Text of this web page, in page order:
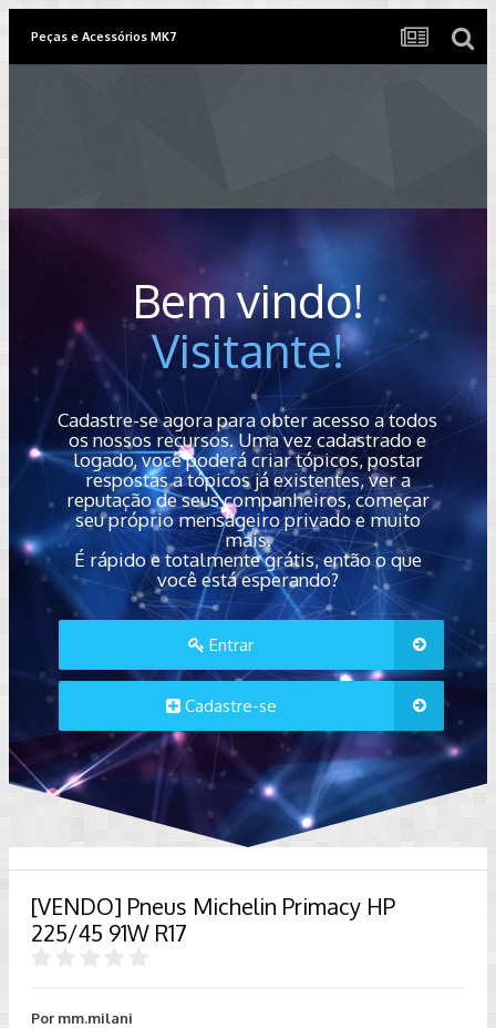
Peças e Acessórios MK7
Bem vindo!
Visitante!
Cadastre-se agora para obter acesso a todos
os nossos recursos. Uma vez cadastrado e
logado, você poderá criar tópicos, postar
respostas a tópicos já existentes, ver a
reputação de seus companheiros, começar
seu próprio mensageiro privado e muito
mais.
É rápido e totalmente grátis, então o que
você está esperando?
Entrar
Cadastre-se
[VENDO] Pneus Michelin Primacy HP
225/45 91W R17
Por mm.milani